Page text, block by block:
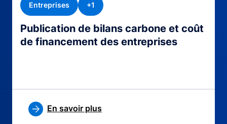
Publication de bilans carbone et coût
de financement des entreprises
Entreprises
+1
En savoir plus